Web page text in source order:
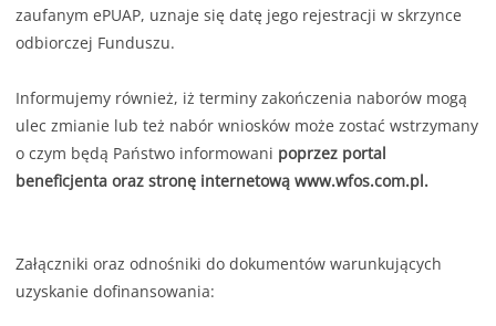
zaufanym ePUAP, uznaje się datę jego rejestracji w skrzynce
odbiorczej Funduszu.
Informujemy również, iż terminy zakończenia naborów mogą
ulec zmianie lub też nabór wniosków może zostać wstrzymany
o czym będą Państwo informowani poprzez portal
beneficjenta oraz stronę internetową www.wfos.com.pl.
Załączniki oraz odnośniki do dokumentów warunkujących
uzyskanie dofinansowania: